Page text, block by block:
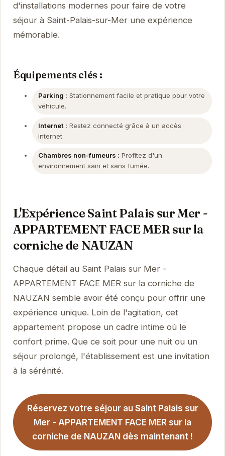
d'installations modernes pour faire de votre
séjour à Saint-Palais-sur-Mer une expérience
mémorable.
Équipements clés :
Parking : Stationnement facile et pratique pour votre
véhicule.
Internet : Restez connecté grâce à un accès
internet.
Chambres non-fumeurs : Profitez d'un
environnement sain et sans fumée.
L'Expérience Saint Palais sur Mer -
APPARTEMENT FACE MER sur la
corniche de NAUZAN
Chaque détail au Saint Palais sur Mer -
APPARTEMENT FACE MER sur la corniche de
NAUZAN semble avoir été conçu pour offrir une
expérience unique. Loin de l'agitation, cet
appartement propose un cadre intime où le
confort prime. Que ce soit pour une nuit ou un
séjour prolongé, l'établissement est une invitation
à la sérénité.
Réservez votre séjour au Saint Palais sur
Mer - APPARTEMENT FACE MER sur la
corniche de NAUZAN dès maintenant !